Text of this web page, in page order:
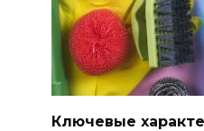
Ключевые